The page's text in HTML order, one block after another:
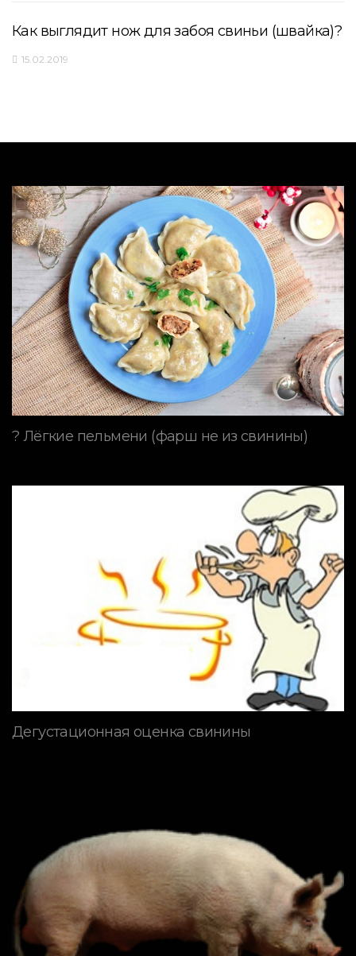
Как выглядит нож для забоя свиньи (швайка)?
15.02.2019
? Лёгкие пельмени (фарш не из свинины)
Дегустационная оценка свинины
ПОРОДЫ СВИНЕЙ